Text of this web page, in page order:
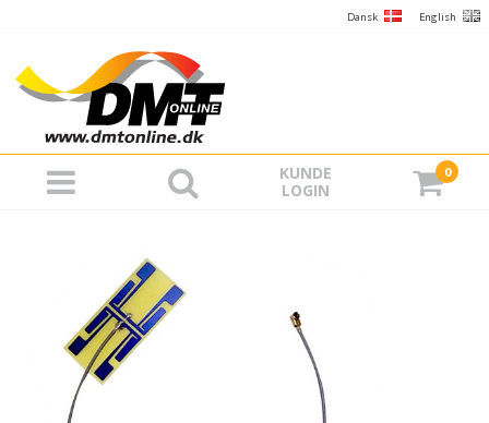
Dansk English
KUNDE
LOGIN
0